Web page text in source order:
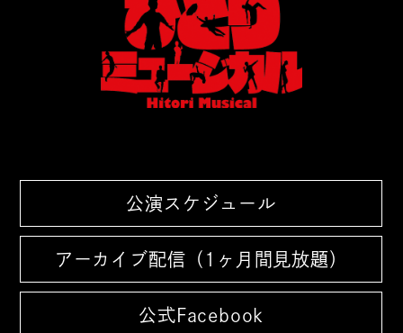
公演スケジュール
アーカイブ配信（1ヶ月間見放題）
公式Facebook